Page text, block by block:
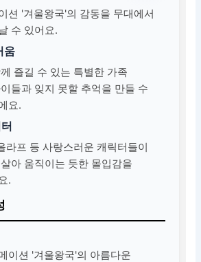
션 '겨울왕국'의 감동을 무대에서
수 있어요.
움
즐길 수 있는 특별한 가족
들과 잊지 못할 추억을 만들 수
요.
라프 등 사랑스러운 캐릭터들이
아 움직이는 듯한 몰입감을
.
이션 '겨울왕국'의 아름다운